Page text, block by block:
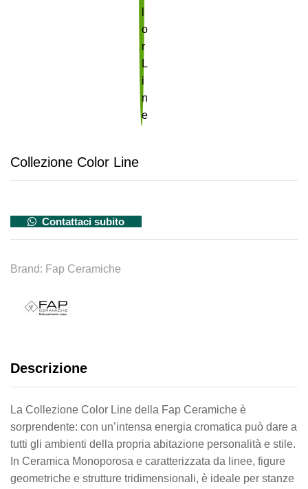
Collezione Color Line
Contattaci subito
Brand: Fap Ceramiche
Descrizione
La Collezione Color Line della Fap Ceramiche è
sorprendente: con un’intensa energia cromatica può dare a
tutti gli ambienti della propria abitazione personalità e stile.
In Ceramica Monoporosa e caratterizzata da linee, figure
geometriche e strutture tridimensionali, è ideale per stanze